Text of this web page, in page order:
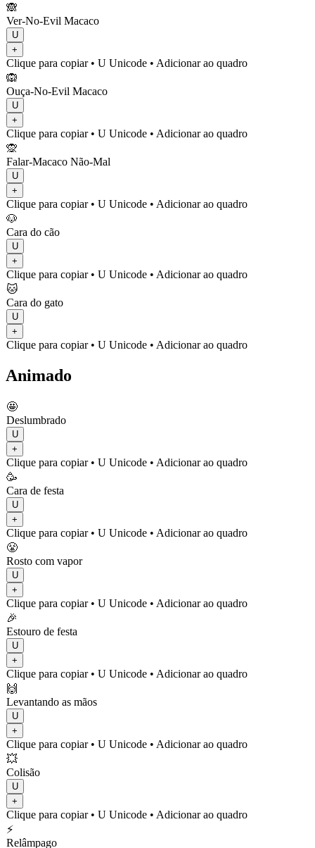
🙈
Ver-No-Evil Macaco
U
+
Clique para copiar• U Unicode • Adicionar ao quadro
🙉
Ouça-No-Evil Macaco
U
+
Clique para copiar• U Unicode • Adicionar ao quadro
🙊
Falar-Macaco Não-Mal
U
+
Clique para copiar• U Unicode • Adicionar ao quadro
🐶
Cara do cão
U
+
Clique para copiar• U Unicode • Adicionar ao quadro
🐱
Cara do gato
U
+
Clique para copiar• U Unicode • Adicionar ao quadro
Animado
🤩
Deslumbrado
U
+
Clique para copiar• U Unicode • Adicionar ao quadro
🥳
Cara de festa
U
+
Clique para copiar• U Unicode • Adicionar ao quadro
😤
Rosto com vapor
U
+
Clique para copiar• U Unicode • Adicionar ao quadro
🎉
Estouro de festa
U
+
Clique para copiar• U Unicode • Adicionar ao quadro
🙌
Levantando as mãos
U
+
Clique para copiar• U Unicode • Adicionar ao quadro
💥
Colisão
U
+
Clique para copiar• U Unicode • Adicionar ao quadro
⚡
Relâmpago